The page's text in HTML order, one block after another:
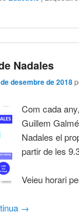
Nadales
desembre de 2018
Com cada
Guillem
Nadales el
partir de les
Veieu horari
→